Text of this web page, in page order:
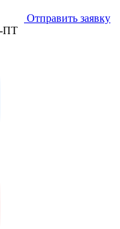
Отправить заявку
ПТ